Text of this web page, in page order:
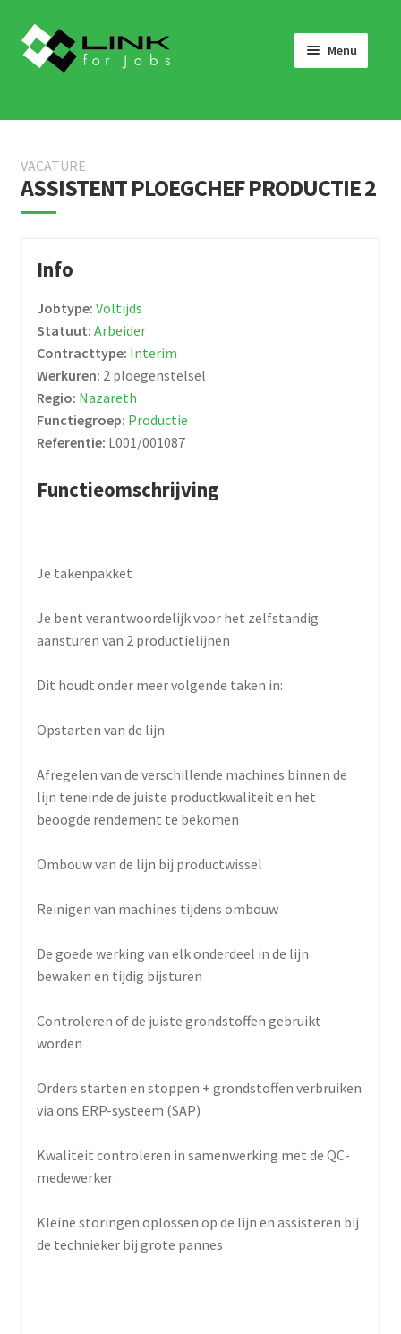
to
navigation
to
content
Menu
LINK 4 JOBS VOOR BEDRIJVEN
OVER ONS
NEEM CONTACT OP
VACATURE
ASSISTENT PLOEGCHEF PRODUCTIE 2
Info
Jobtype: Voltijds
Statuut: Arbeider
Contracttype: Interim
Werkuren: 2 ploegenstelsel
Regio: Nazareth
Functiegroep: Productie
Referentie: L001/001087
Functieomschrijving
Je takenpakket
Je bent verantwoordelijk voor het zelfstandig
aansturen van 2 productielijnen
Dit houdt onder meer volgende taken in:
Opstarten van de lijn
Afregelen van de verschillende machines binnen de
lijn teneinde de juiste productkwaliteit en het
beoogde rendement te bekomen
Ombouw van de lijn bij productwissel
Reinigen van machines tijdens ombouw
De goede werking van elk onderdeel in de lijn
bewaken en tijdig bijsturen
Controleren of de juiste grondstoffen gebruikt
worden
Orders starten en stoppen + grondstoffen verbruiken
via ons ERP-systeem (SAP)
Kwaliteit controleren in samenwerking met de QC-
medewerker
Kleine storingen oplossen op de lijn en assisteren bij
de technieker bij grote pannes